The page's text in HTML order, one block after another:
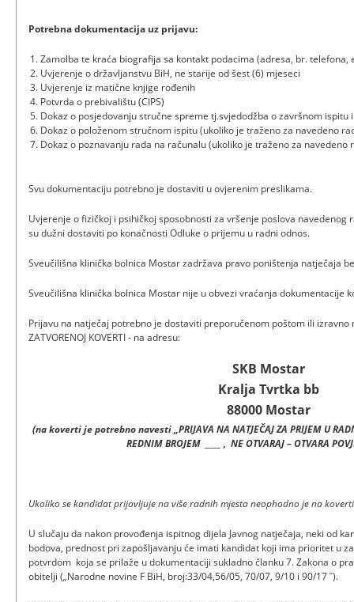
Potrebna dokumentacija uz prijavu:
Zamolba te kraća biografija sa kontakt podacima (adresa, br. telefona,
Uvjerenje o državljanstvu BiH, ne starije od šest (6) mjeseci
Uvjerenje iz matične knjige rođenih
Potvrda o prebivalištu (CIPS)
Dokaz o posjedovanju stručne spreme tj.svjedodžba o završnom ispitu
Dokaz o položenom stručnom ispitu (ukoliko je traženo za navedeno
Dokaz o poznavanju rada na računalu (ukoliko je traženo za navedeno
Svu dokumentaciju potrebno je dostaviti u ovjerenim preslikama.
Uvjerenje o fizičkoj i psihičkoj sposobnosti za vršenje poslova
su dužni dostaviti po konačnosti Odluke o prijemu u radni odnos.
Sveučilišna klinička bolnica Mostar zadržava pravo poništenja natječaja
Sveučilišna klinička bolnica Mostar nije u obvezi vraćanja dokumentacije
Prijavu na natječaj potrebno je dostaviti preporučenom poštom ili izravno
ZATVORENOJ KOVERTI - na adresu:
SKB Mostar
Kralja Tvrtka bb
88000 Mostar
(na koverti je potrebno navesti „PRIJAVA NA NATJEČAJ ZA PRIJEM U
REDNIM BROJEM ____ , NE OTVARAJ – OTVARA
Ukoliko se kandidat prijavljuje na više radnih mjesta neophodno je na
U slučaju da nakon provođenja ispitnog dijela Javnog natječaja, neki od
bodova, prednost pri zapošljavanju će imati kandidat koji ima prioritet u
potvrdom koja se prilaže u dokumentaciji sukladno članku 7. Zakona o
obitelji („Narodne novine F BiH, broj:33/04,56/05, 70/07, 9/10 i 90/17˝).